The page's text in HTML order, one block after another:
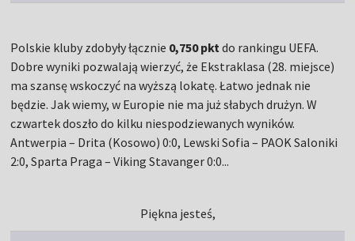
Polskie kluby zdobyły łącznie 0,750 pktdo rankingu UEFA.
Dobre wyniki pozwalają wierzyć, że Ekstraklasa (28. miejsce)
ma szansę wskoczyć na wyższą lokatę. Łatwo jednak nie
będzie. Jak wiemy, w Europie nie ma już słabych drużyn. W
czwartek doszło do kilku niespodziewanych wyników.
Antwerpia – Drita (Kosowo) 0:0, Lewski Sofia – PAOK Saloniki
2:0, Sparta Praga – Viking Stavanger 0:0...
Piękna jesteś,